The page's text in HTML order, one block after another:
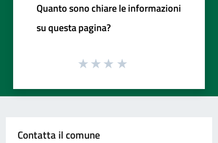
Quanto sono chiare le informazioni
su questa pagina?
Contatta il comune